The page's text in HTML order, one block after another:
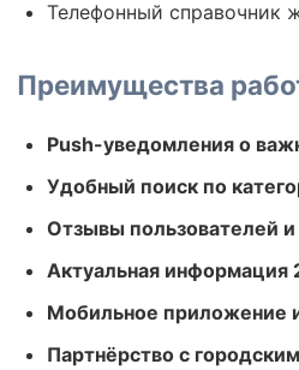
Телефонный справочник
Преимущества
Push-уведомления о
Удобный поиск по
Отзывы пользователей и
Актуальная информация
Мобильное приложение
Партнёрство с